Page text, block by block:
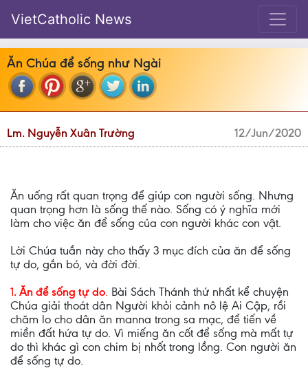
VietCatholic News
Ăn Chúa để sống như Ngài
Lm. Nguyễn Xuân Trường 12/Jun/2020
Ăn uống rất quan trọng để giúp con người sống. Nhưng
quan trọng hơn là sống thế nào. Sống có ý nghĩa mới
làm cho việc ăn để sống của con người khác con vật.
Lời Chúa tuần này cho thấy 3 mục đích của ăn để sống
tự do, gắn bó, và đời đời.
1. Ăn để sống tự do. Bài Sách Thánh thứ nhất kể chuyện
Chúa giải thoát dân Người khỏi cảnh nô lệ Ai Cập, rồi
chăm lo cho dân ăn manna trong sa mạc, để tiến về
miền đất hứa tự do. Vì miếng ăn cốt để sống mà mất tự
do thì khác gì con chim bị nhốt trong lồng. Con người ăn
để sống tự do.